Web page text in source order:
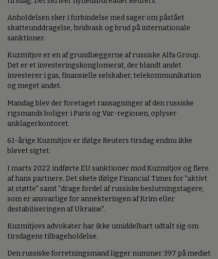
Anholdelsen sker i forbindelse med sager om påstået
skatteunddragelse, hvidvask og brud på internationale
sanktioner.
Kuzmitjov er en af grundlæggerne af russiske Alfa Group.
Det er et investeringskonglomerat, der blandt andet
investerer i gas, finansielle selskaber, telekommunikation
og meget andet.
Mandag blev der foretaget ransagninger af den russiske
rigsmands boliger i Paris og Var-regionen, oplyser
anklagerkontoret.
61-årige Kuzmitjov er ifølge Reuters tirsdag endnu ikke
blevet sigtet.
I marts 2022 indførte EU sanktioner mod Kuzmitjov og flere
af hans partnere. Det skete ifølge Financial Times for "aktivt
at støtte" samt "drage fordel af russiske beslutningstagere,
som er ansvarlige for annekteringen af Krim eller
destabiliseringen af Ukraine".
Kuzmitjovs advokater har ikke umiddelbart udtalt sig om
tirsdagens tilbageholdelse.
Den russiske forretningsmand ligger nummer 397 på mediet